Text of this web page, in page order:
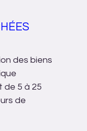
des biens
de 5 à 25
de